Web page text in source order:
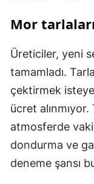
Mor
Üreticiler, yeni
tamamladı.
çektirmek
ücret
atmosferde
dondurma ve
deneme şansı